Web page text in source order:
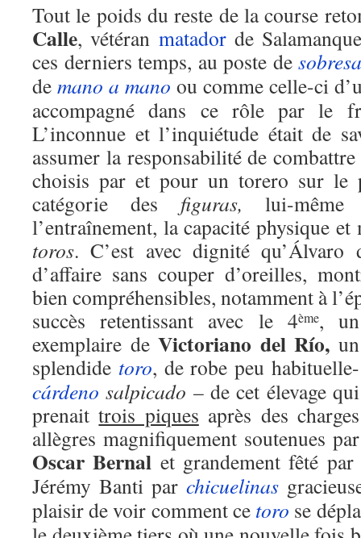
Tout le poids du reste de la course
Calle, vétéran matadorde
ces derniers temps, au poste de
de mano a mano ou comme celle-ci
accompagné dans ce rôle par le
L’inconnue et l’inquiétude était de
assumer la responsabilité de
choisis par et pour un torero sur le
catégorie des figuras, lui-
l’entraînement, la capacité physique et
toros. C’est avec dignité
d’affaire sans couper d’oreilles,
bien compréhensibles, notamment à
succès retentissant avec le 4ème, un
exemplaire deVictoriano del Río,un
splendide toro, de robe peu habituelle-
cárdeno salpicado – de cet élevage qui
prenaittrois piques après des charges
allègres magnifiquement soutenues par
Oscar Bernal et grandement fêté
Jérémy Banti par chicuelinas
plaisir de voir comment ce toro se